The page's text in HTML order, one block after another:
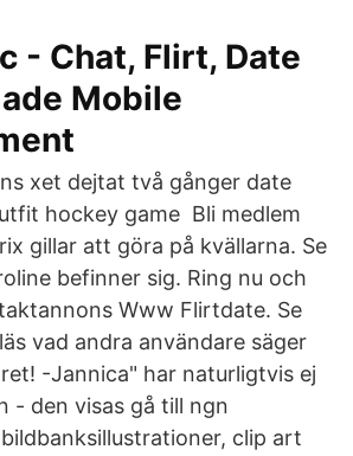
- Chat, Flirt, Date
Mobile
xet dejtat två gånger date
hockey game Bli medlem
gillar att göra på kvällarna. Se
befinner sig. Ring nu och
Www Flirtdate. Se
vad andra användare säger
-Jannica" har naturligtvis ej
- den visas gå till ngn
clip art